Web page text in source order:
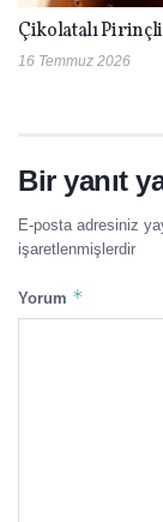
Çikolatalı
16 Temmuz 2026
Bir yanıt
E-posta adresiniz
işaretlenmişlerdir
Yorum *